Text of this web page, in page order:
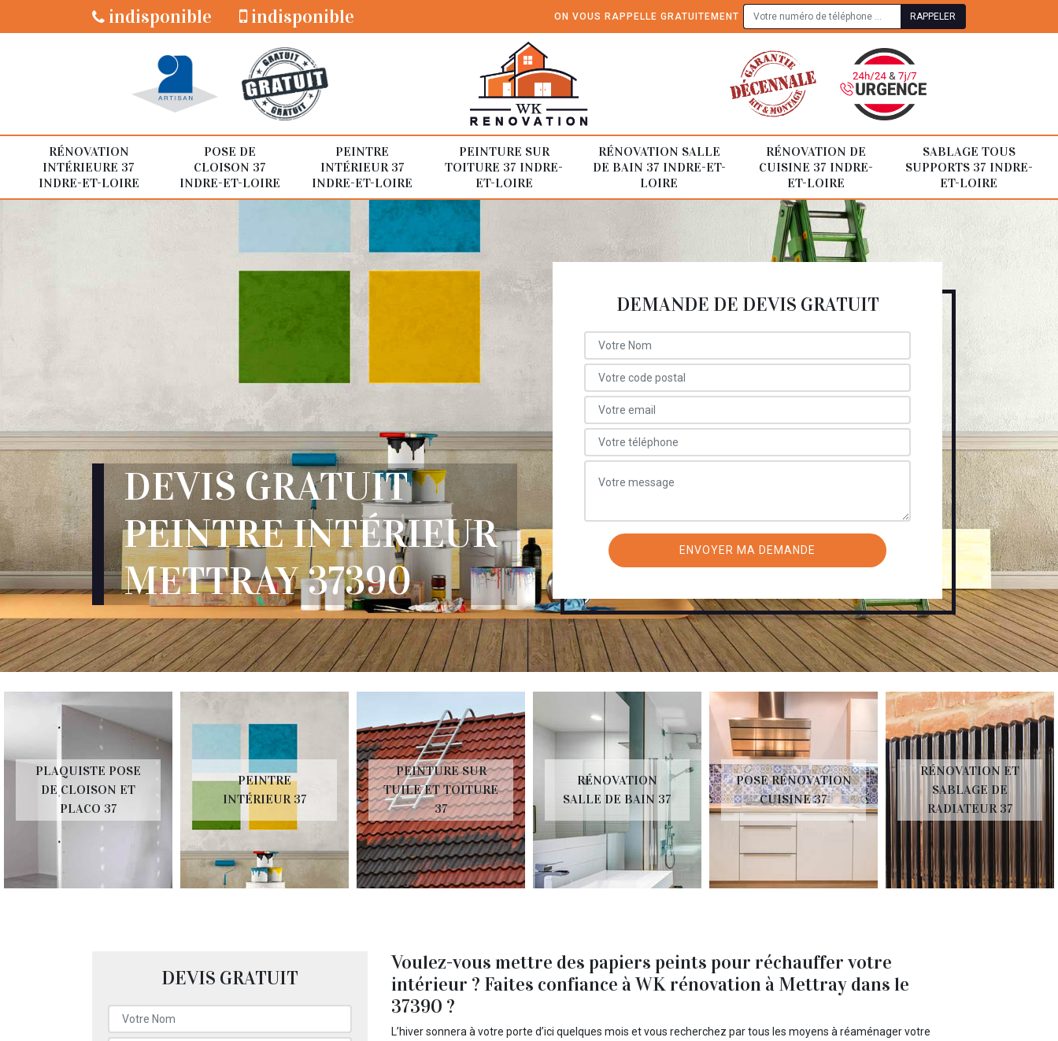
indisponible indisponible ON VOUS RAPPELLE GRATUITEMENT
RÉNOVATION
INTÉRIEURE 37
INDRE-ET-LOIRE
POSE DE
CLOISON 37
INDRE-ET-LOIRE
PEINTRE
INTÉRIEUR 37
INDRE-ET-LOIRE
PEINTURE SUR
TOITURE 37 INDRE-
ET-LOIRE
RÉNOVATION SALLE
DE BAIN 37 INDRE-ET-
LOIRE
RÉNOVATION DE
CUISINE 37 INDRE-
ET-LOIRE
SABLAGE TOUS
SUPPORTS 37 INDRE-
ET-LOIRE
DEVIS GRATUIT
PEINTRE INTÉRIEUR
METTRAY 37390
DEMANDE DE DEVIS GRATUIT
PLAQUISTE POSE
DE CLOISON ET
PLACO 37
PEINTRE
INTÉRIEUR 37
PEINTURE SUR
TUILE ET TOITURE
37
RÉNOVATION
SALLE DE BAIN 37
POSE RÉNOVATION
CUISINE 37
RÉNOVATION ET
SABLAGE DE
RADIATEUR 37
DEVIS GRATUIT
Voulez-vous mettre des papiers peints pour réchauffer votre
intérieur ? Faites confiance à WK rénovation à Mettray dans le
37390 ?
L’hiver sonnera à votre porte d’ici quelques mois et vous recherchez par tous les moyens à réaménager votre